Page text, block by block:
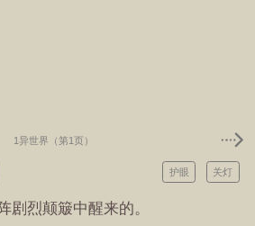
1异世界（第1页）
关灯
护眼
剧烈颠簸中醒来的。